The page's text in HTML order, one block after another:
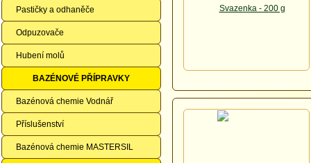
Pastičky a odhaněče
Odpuzovače
Hubení molů
BAZÉNOVÉ PŘÍPRAVKY
Bazénová chemie Vodnář
Příslušenství
Bazénová chemie MASTERSIL